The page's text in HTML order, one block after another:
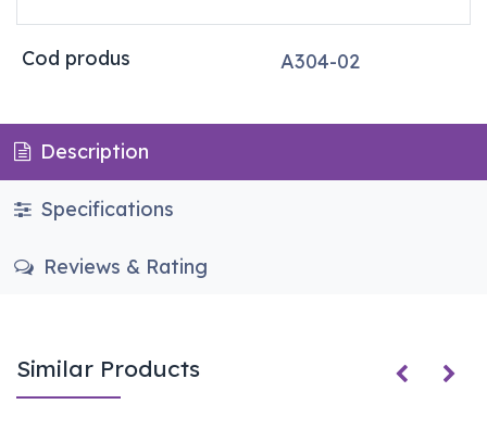
Cod produs A304-02
Description
Specifications
Reviews & Rating
Similar Products